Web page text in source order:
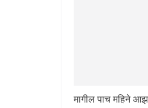
मागील पाच महिने